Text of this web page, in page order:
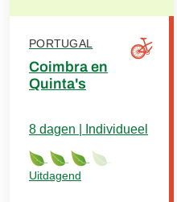
PORTUGAL
Coimbra en
Quinta's
Uitdagend
8 dagen | Individueel